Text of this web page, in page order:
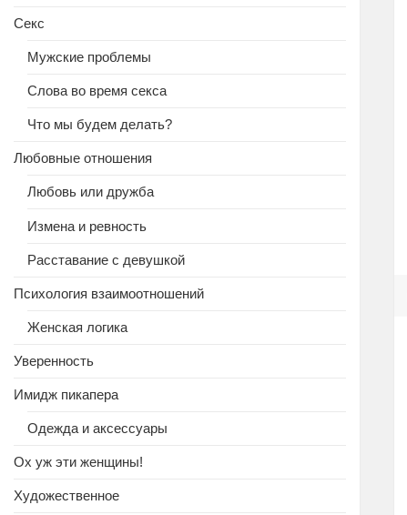
Секс
Мужские проблемы
Слова во время секса
Что мы будем делать?
Любовные отношения
Любовь или дружба
Измена и ревность
Расставание с девушкой
Психология взаимоотношений
Женская логика
Уверенность
Имидж пикапера
Одежда и аксессуары
Ох уж эти женщины!
Художественное